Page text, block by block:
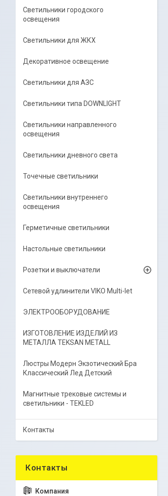
Светильники городского
освещения
Светильники для ЖКХ
Декоративное освещение
Светильники для АЗС
Светильники типа DOWNLIGHT
Светильники направленного
освещения
Светильники дневного света
Точечные светильники
Светильники внутреннего
освещения
Герметичные светильники
Настольные светильники
Розетки и выключатели
Сетевой удлинители VIKO Multi-let
ЭЛЕКТРООБОРУДОВАНИЕ
ИЗГОТОВЛЕНИЕ ИЗДЕЛИЙ ИЗ
МЕТАЛЛА TEKSAN METALL
Люстры Модерн Экзотический Бра
Классический Лед Детский
Магнитные трековые системы и
светильники - TEKLED
Контакты